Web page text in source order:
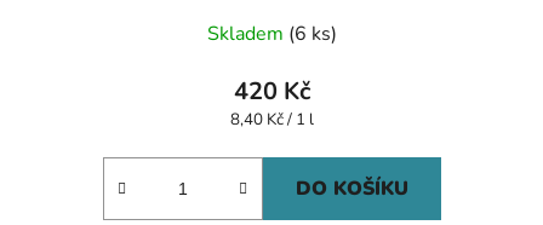
Skladem (6 ks)
420 Kč
Měrná
8,40 Kč / 1 l
DO KOŠÍKU